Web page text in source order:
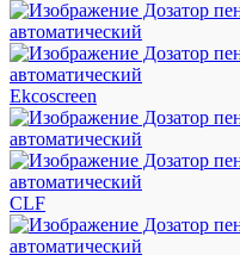
Ekcoscreen
CLF